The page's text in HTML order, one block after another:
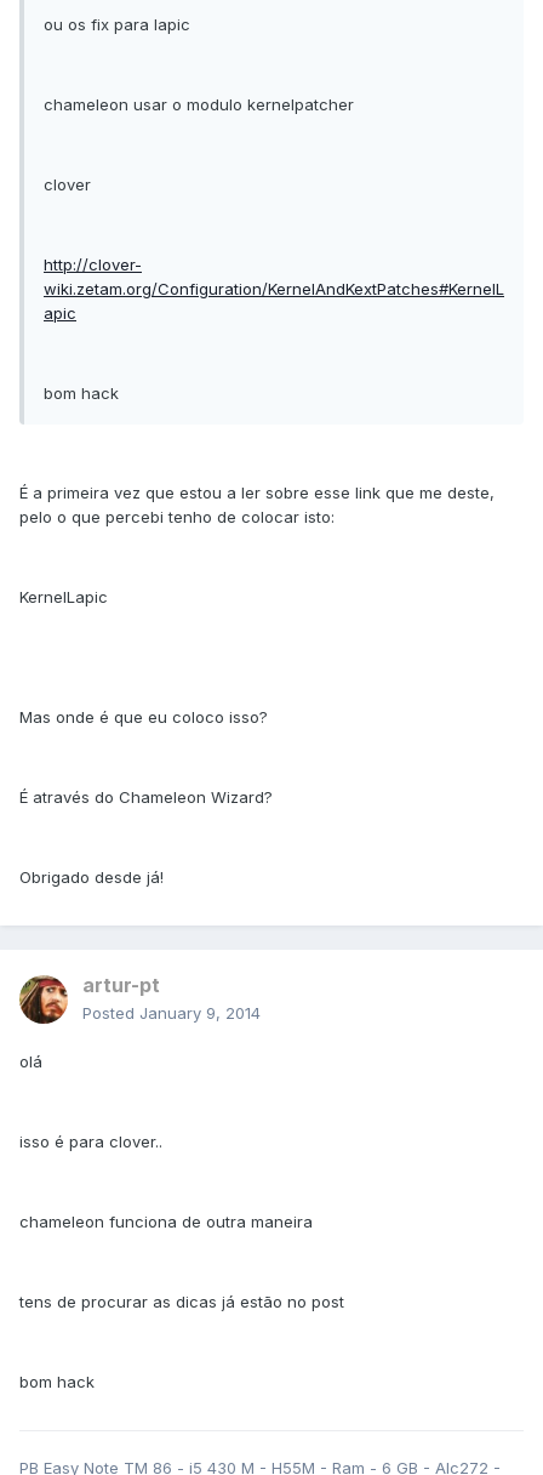
ou os fix para lapic
chameleon usar o modulo kernelpatcher
clover
http://clover-
wiki.zetam.org/Configuration/KernelAndKextPatches#KernelL
apic
bom hack
É a primeira vez que estou a ler sobre esse link que me deste,
pelo o que percebi tenho de colocar isto:
KernelLapic
Mas onde é que eu coloco isso?
É através do Chameleon Wizard?
Obrigado desde já!
artur-pt
Posted January 9, 2014
olá
isso é para clover..
chameleon funciona de outra maneira
tens de procurar as dicas já estão no post
bom hack
PB Easy Note TM 86 - i5 430 M - H55M - Ram - 6 GB - Alc272 -